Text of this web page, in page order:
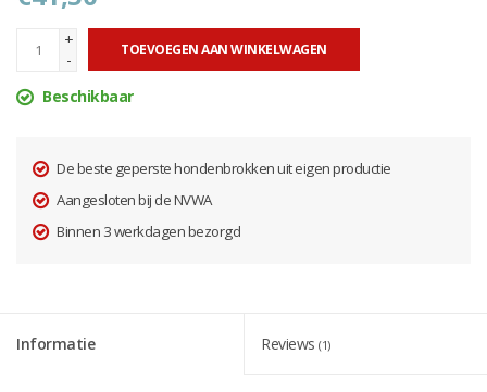
+
-
TOEVOEGEN AAN WINKELWAGEN
Beschikbaar
De beste geperste hondenbrokken uit eigen productie
Aangesloten bij de NVWA
Binnen 3 werkdagen bezorgd
Informatie Reviews (1)